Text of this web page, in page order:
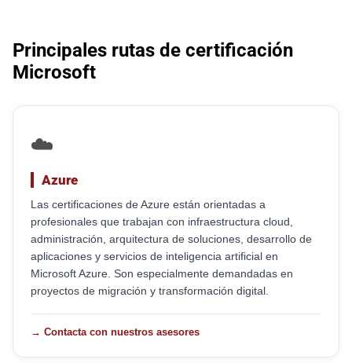
Principales rutas de certificación
Microsoft
☁️
Azure
Las certificaciones de Azure están orientadas a
profesionales que trabajan con infraestructura cloud,
administración, arquitectura de soluciones, desarrollo de
aplicaciones y servicios de inteligencia artificial en
Microsoft Azure. Son especialmente demandadas en
proyectos de migración y transformación digital.
→ Contacta con nuestros asesores